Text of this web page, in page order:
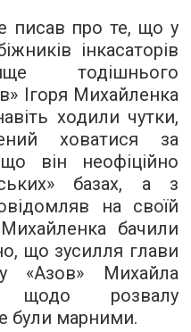
писав про те, що у
інкасаторів
тодішнього
Ігоря Михайленка
ходили чутки,
ховатися за
він неофіційно
базах, а з
на своїй
бачили
що зусилля глави
«Азов» Михайла
щодо розвалу
були марними.